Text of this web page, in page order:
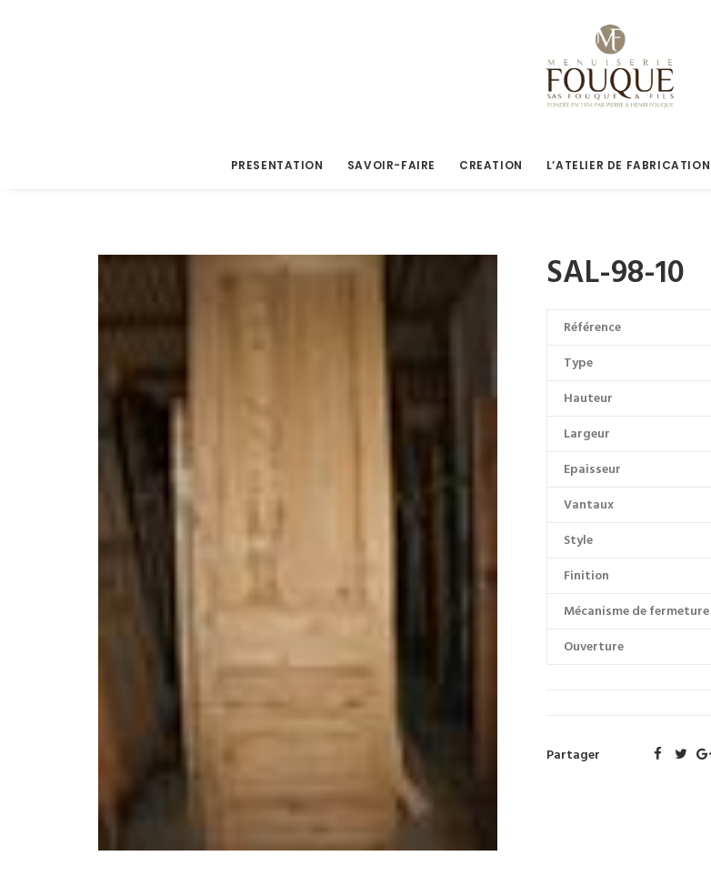
PRESENTATION SAVOIR-FAIRE CREATION L’ATELIER DE FABRICATION
SAL-98-10
Référence
Type
Hauteur
Largeur
Epaisseur
Vantaux
Style
Finition
Mécanisme de fermeture
Ouverture
Partager